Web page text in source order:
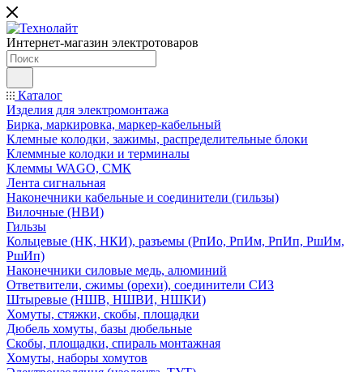
Интернет-магазин электротоваров
Каталог
Изделия для электромонтажа
Бирка, маркировка, маркер-кабельный
Клемные колодки, зажимы, распределительные блоки
Клеммные колодки и терминалы
Клеммы WAGO, СМК
Лента сигнальная
Наконечники кабельные и соединители (гильзы)
Вилочные (НВИ)
Гильзы
Кольцевые (НК, НКИ), разъемы (РпИо, РпИм, РпИп, РшИм,
РшИп)
Наконечники силовые медь, алюминий
Ответвители, сжимы (орехи), соединители СИЗ
Штыревые (НШВ, НШВИ, НШКИ)
Хомуты, стяжки, скобы, площадки
Дюбель хомуты, базы дюбельные
Скобы, площадки, спираль монтажная
Хомуты, наборы хомутов